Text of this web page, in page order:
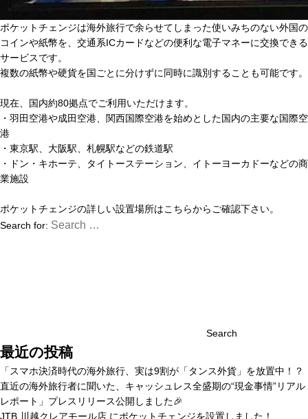
ポケットチェンジは海外旅行で余らせてしまった使いみちのない外国の
コインや紙幣を、交通系ICカードなどの便利な電子マネーに交換できる
サービスです。
複数の紙幣や硬貨を国ごとに分けずに同時に識別することも可能です。
現在、国内約80拠点でご利用いただけます。
・羽田空港や成田空港、関西国際空港を始めとした国内の主要な国際空
港
・東京駅、大阪駅、札幌駅などの鉄道駅
・ドン・キホーテ、タイトーステーション、イトーヨーカドーなどの商
業施設
ポケットチェンジの詳しい設置場所はこちらからご確認下さい。
Search for:
Search
最近の投稿
「スマホ決済時代の海外旅行、実は9割が「タンス外貨」を放置中！？
直近の海外旅行者に聞いた、キャッシュレス全盛期の“現金事情”リアル
レポート」プレスリリース公開しました🎉
JTB 川越クレアモール店 にポケットチェンジを設置しました！